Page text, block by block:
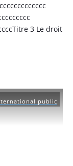
3 Le droit
public